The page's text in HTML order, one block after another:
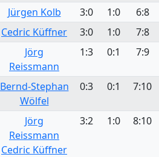
Jürgen Kolb 3:0 1:0
6:8
Cedric Küffner 3:0 1:0
7:8
Jörg
Reissmann
1:3 0:1 7:9
Bernd-Stephan
Wölfel
0:3 0:1 7:10
Jörg
Reissmann
Cedric Küffner
3:2 1:0 8:10